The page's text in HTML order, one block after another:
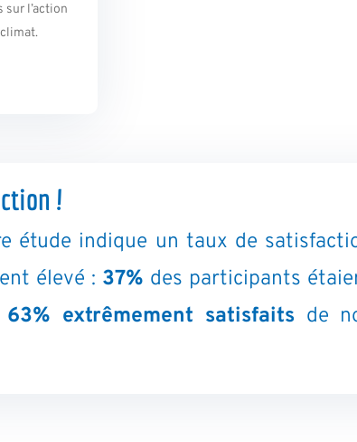
sur l’action
!
étude indique un taux de
élevé : 37% des participants
63% extrêmement satisfaits de